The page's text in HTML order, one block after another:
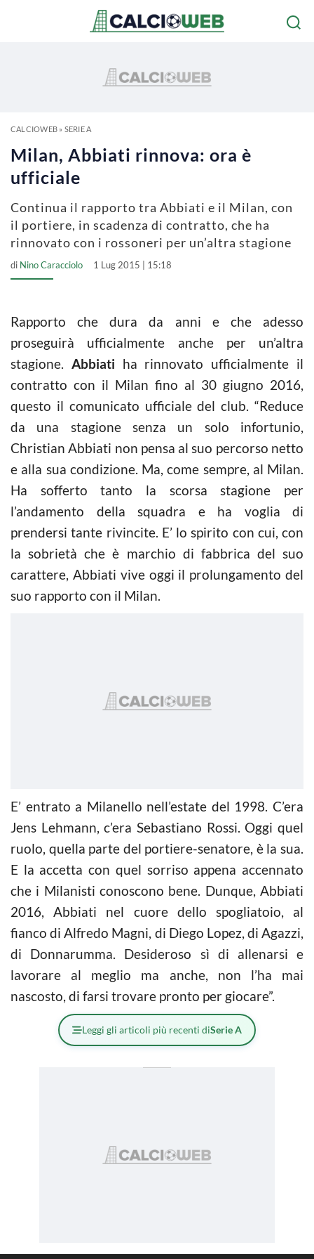
CALCIOWEB» SERIE A
Milan, Abbiati rinnova: ora è
ufficiale
Continua il rapporto tra Abbiati e il Milan, con
il portiere, in scadenza di contratto, che ha
rinnovato con i rossoneri per un’altra stagione
di Nino Caracciolo 1 Lug 2015 | 15:18
Rapporto che dura da anni e che adesso
proseguirà ufficialmente anche per un’altra
stagione. Abbiati ha rinnovato ufficialmente il
contratto con il Milan fino al 30 giugno 2016,
questo il comunicato ufficiale del club. “Reduce
da una stagione senza un solo infortunio,
Christian Abbiati non pensa al suo percorso netto
e alla sua condizione. Ma, come sempre, al Milan.
Ha sofferto tanto la scorsa stagione per
l’andamento della squadra e ha voglia di
prendersi tante rivincite. E’ lo spirito con cui, con
la sobrietà che è marchio di fabbrica del suo
carattere, Abbiati vive oggi il prolungamento del
suo rapporto con il Milan.
E’ entrato a Milanello nell’estate del 1998. C’era
Jens Lehmann, c’era Sebastiano Rossi. Oggi quel
ruolo, quella parte del portiere-senatore, è la sua.
E la accetta con quel sorriso appena accennato
che i Milanisti conoscono bene. Dunque, Abbiati
2016, Abbiati nel cuore dello spogliatoio, al
fianco di Alfredo Magni, di Diego Lopez, di Agazzi,
di Donnarumma. Desideroso sì di allenarsi e
lavorare al meglio ma anche, non l’ha mai
nascosto, di farsi trovare pronto per giocare”.
Leggi gli articoli più recenti diSerie A